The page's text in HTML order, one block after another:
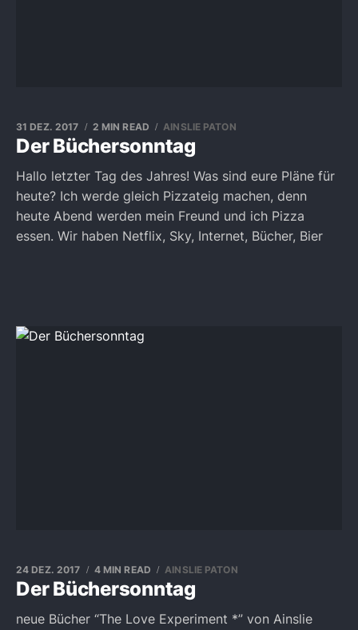
Der Büchersonntag
31 DEZ. 2017 2 MIN READ AINSLIE PATON
Hallo letzter Tag des Jahres! Was sind eure Pläne für
heute? Ich werde gleich Pizzateig machen, denn
heute Abend werden mein Freund und ich Pizza
essen. Wir haben Netflix, Sky, Internet, Bücher, Bier
Der Büchersonntag
24 DEZ. 2017 4 MIN READ AINSLIE PATON
neue Bücher “The Love Experiment *” von Ainslie